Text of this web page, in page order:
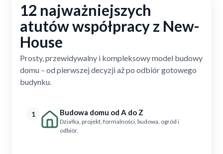
12 najważniejszych
atutów współpracy z New-
House
Prosty, przewidywalny i kompleksowy model budowy
domu – od pierwszej decyzji aż po odbiór gotowego
budynku.
1 Budowa domu od A do Z
Działka, projekt, formalności, budowa, ogród i
odbiór.